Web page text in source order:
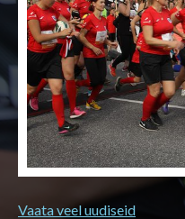
Vaata veel uudiseid